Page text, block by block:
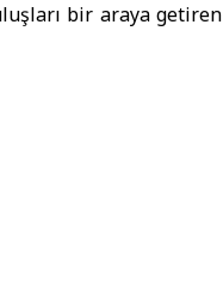
bir araya getiren